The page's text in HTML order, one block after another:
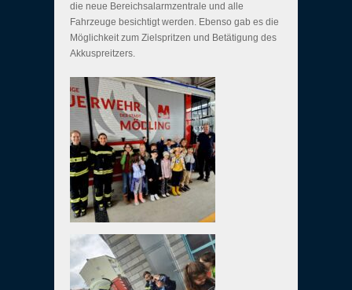
die neue Bereichsalarmzentrale und alle
Fahrzeuge besichtigt werden. Ebenso gab es die
Möglichkeit zum Zielspritzen und Betätigung des
Akkuspreitzers.